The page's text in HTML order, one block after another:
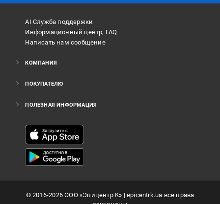
AI Служба поддержки
Информационный центр, FAQ
Написать нам сообщение
КОМПАНИЯ
ПОКУПАТЕЛЮ
ПОЛЕЗНАЯ ИНФОРМАЦИЯ
©2016-2026ООО «Эпицентр К» | epicentrk.ua все права